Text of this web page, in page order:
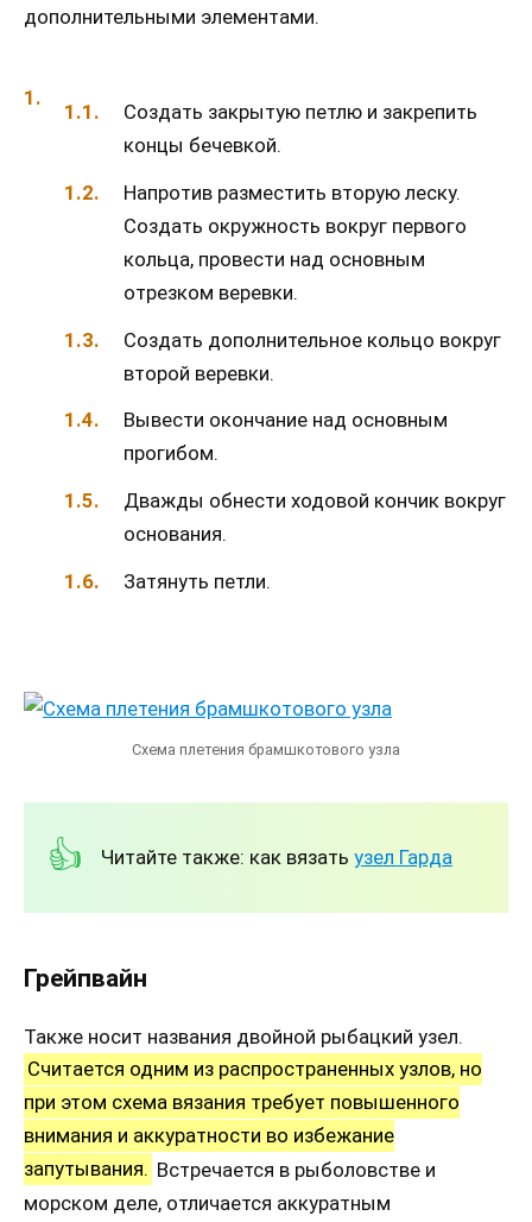
дополнительными элементами.
Создать закрытую петлю и закрепить
концы бечевкой.
Напротив разместить вторую леску.
Создать окружность вокруг первого
кольца, провести над основным
отрезком веревки.
Создать дополнительное кольцо вокруг
второй веревки.
Вывести окончание над основным
прогибом.
Дважды обнести ходовой кончик вокруг
основания.
Затянуть петли.
Схема плетения брамшкотового узла
Читайте также: как вязать узел Гарда
Грейпвайн
Также носит названия двойной рыбацкий узел.
Считается одним из распространенных узлов, но
при этом схема вязания требует повышенного
внимания и аккуратности во избежание
запутывания. Встречается в рыболовстве и
морском деле, отличается аккуратным